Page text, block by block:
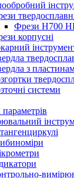
Фрези H700
корпусні
з
системи